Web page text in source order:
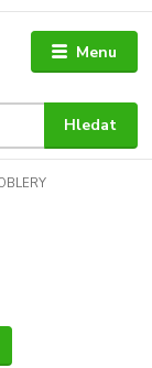
Menu
Hledat